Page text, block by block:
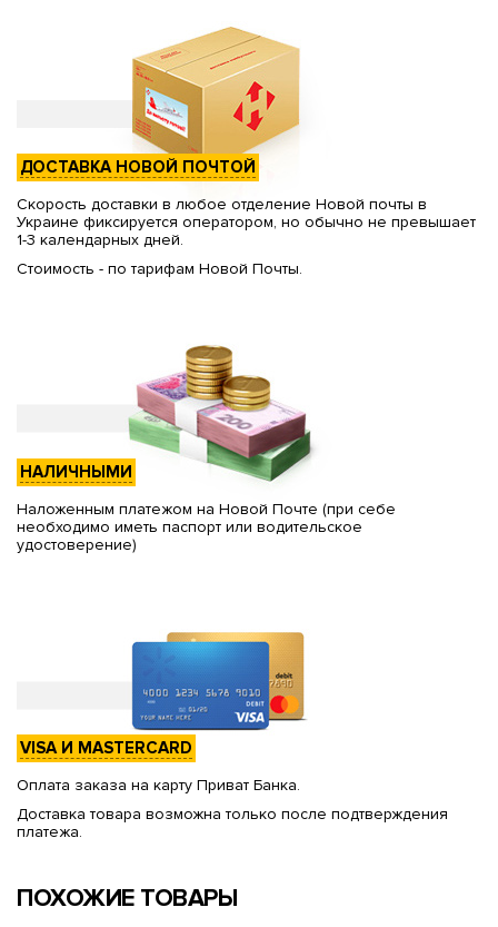
ДОСТАВКА НОВОЙ ПОЧТОЙ
Скорость доставки в любое отделение Новой почты в
Украине фиксируется оператором, но обычно не превышает
1-3 календарных дней.
Стоимость - по тарифам Новой Почты.
НАЛИЧНЫМИ
Наложенным платежом на Новой Почте (при себе
необходимо иметь паспорт или водительское
удостоверение)
VISA И MASTERCARD
Оплата заказа на карту Приват Банка.
Доставка товара возможна только после подтверждения
платежа.
ПОХОЖИЕ ТОВАРЫ